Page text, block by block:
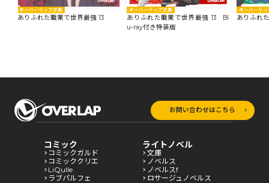
オーバーラップ文庫
ありふれた職業で世界最強 13
オーバーラップ文庫
ありふれた職業で世界最強 13 Bl
u-ray付き特装版
オーバーラッ
ありふれ
お問い合わせはこちら
コミック
コミックガルド
コミッククリエ
LiQulle
ラブパルフェ
ライトノベル
文庫
ノベルス
ノベルスf
ロサージュノベルス